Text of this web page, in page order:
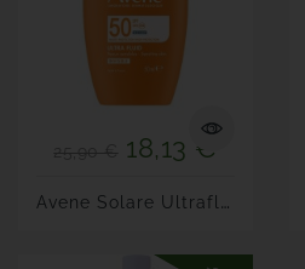
18,13 €
A
Vene Solare Ultrafluido...